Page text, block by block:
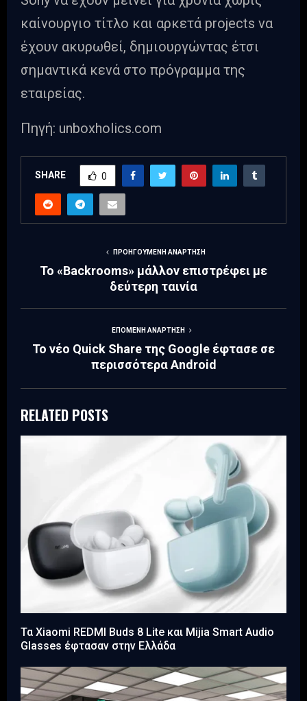
καίνουργιο τίτλο και αρκετά projects να
έχουν ακυρωθεί, δημιουργώντας έτσι
σημαντικά κενά στο πρόγραμμα της
εταιρείας.
Πηγή: unboxholics.com
SHARE 0
ΠΡΟΗΓΟΎΜΕΝΗ ΑΝΆΡΤΗΣΗ
Το «Backrooms» μάλλον επιστρέφει με
δεύτερη ταινία
ΕΠΌΜΕΝΗ ΑΝΆΡΤΗΣΗ
Το νέο Quick Share της Google έφτασε σε
περισσότερα Android
RELATED POSTS
Τα Xiaomi REDMI Buds 8 Lite και Mijia Smart Audio
Glasses έφτασαν στην Ελλάδα